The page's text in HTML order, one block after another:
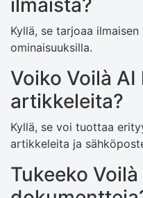
Kyllä, se tarjoaa
ominaisuuksilla.
Voiko Voilà
artikkeleita?
Kyllä, se voi tuottaa
artikkeleita ja
Tukeeko Voilà